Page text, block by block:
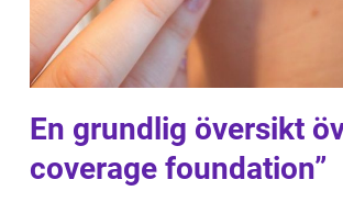
En grundlig översikt
coverage foundation”